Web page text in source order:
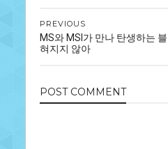
PREVIOUS
MS와 MSI가 만나 탄생하는
혀지지 않아
POST COMMENT